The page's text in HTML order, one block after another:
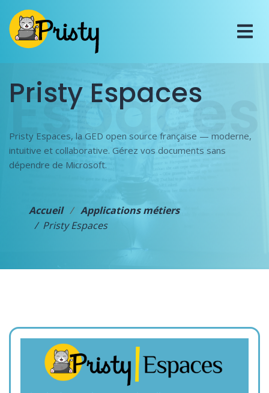
Pristy Espaces
Espaces
Pristy Espaces, la GED open source française — moderne,
intuitive et collaborative. Gérez vos documents sans
dépendre de Microsoft.
Accueil
Applications métiers
Pristy Espaces